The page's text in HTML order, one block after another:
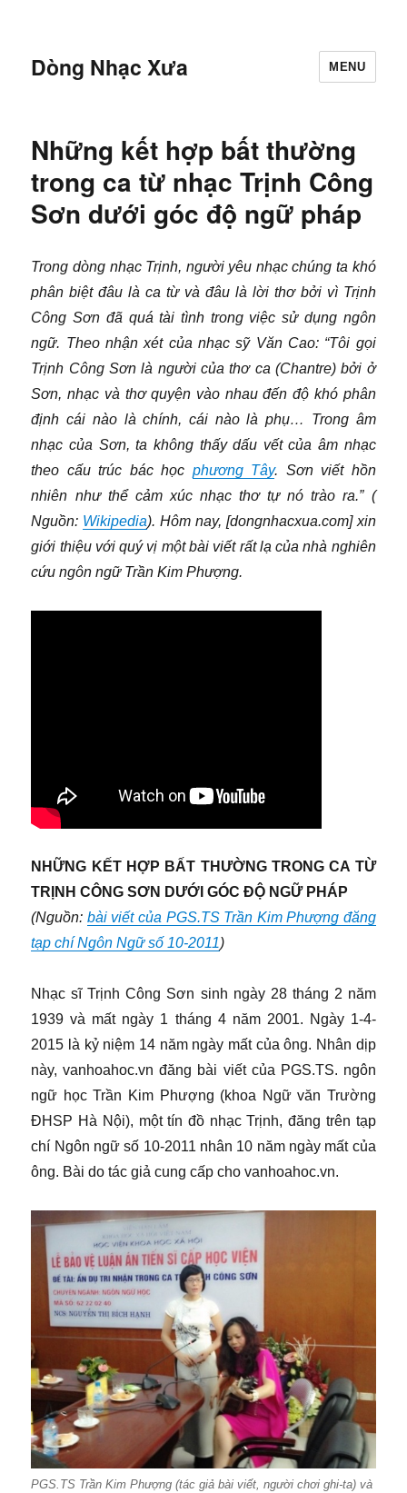
Dòng Nhạc Xưa MENU
Những kết hợp bất thường
trong ca từ nhạc Trịnh Công
Sơn dưới góc độ ngữ pháp
Trong dòng nhạc Trịnh, người yêu nhạc chúng ta khó
phân biệt đâu là ca từ và đâu là lời thơ bởi vì Trịnh
Công Sơn đã quá tài tình trong việc sử dụng ngôn
ngữ. Theo nhận xét của nhạc sỹ Văn Cao: “Tôi gọi
Trịnh Công Sơn là người của thơ ca (Chantre) bởi ở
Sơn, nhạc và thơ quyện vào nhau đến độ khó phân
định cái nào là chính, cái nào là phụ… Trong âm
nhạc của Sơn, ta không thấy dấu vết của âm nhạc
theo cấu trúc bác học phương Tây. Sơn viết hồn
nhiên như thể cảm xúc nhạc thơ tự nó trào ra.” (
Nguồn: Wikipedia). Hôm nay, [dongnhacxua.com] xin
giới thiệu với quý vị một bài viết rất lạ của nhà nghiên
cứu ngôn ngữ Trần Kim Phượng.
NHỮNG KẾT HỢP BẤT THƯỜNG TRONG CA TỪ
TRỊNH CÔNG SƠN DƯỚI GÓC ĐỘ NGỮ PHÁP
(Nguồn: bài viết của PGS.TS Trần Kim Phượng đăng
tạp chí Ngôn Ngữ số 10-2011)
Nhạc sĩ Trịnh Công Sơn sinh ngày 28 tháng 2 năm
1939 và mất ngày 1 tháng 4 năm 2001. Ngày 1-4-
2015 là kỷ niệm 14 năm ngày mất của ông. Nhân dịp
này, vanhoahoc.vn đăng bài viết của PGS.TS. ngôn
ngữ học Trần Kim Phượng (khoa Ngữ văn Trường
ĐHSP Hà Nội), một tín đồ nhạc Trịnh, đăng trên tạp
chí Ngôn ngữ số 10-2011 nhân 10 năm ngày mất của
ông. Bài do tác giả cung cấp cho vanhoahoc.vn.
PGS.TS Trần Kim Phượng (tác giả bài viết, người chơi ghi-ta) và